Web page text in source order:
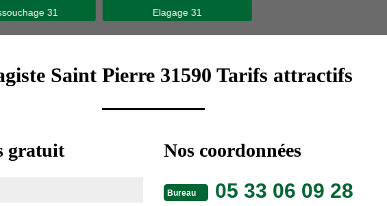
31 Elagage 31
Saint Pierre 31590 Tarifs attractifs
gratuit Nos coordonnées
Bureau 05 33 06 09 28